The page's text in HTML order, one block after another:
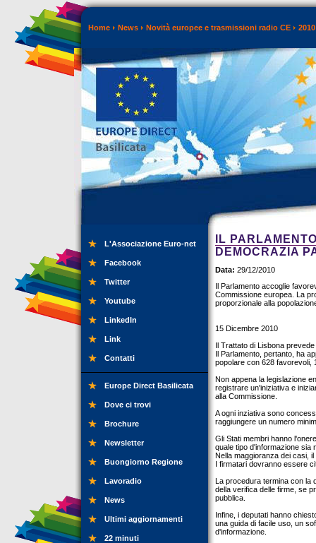
Home News Novità europee e trasmissioni radio CE 2010
L'Associazione Euro-net
Facebook
Twitter
Youtube
LinkedIn
Link
Contatti
Europe Direct Basilicata
Dove ci trovi
Brochure
Newsletter
Buongiorno Regione
Lavoradio
News
Ultimi aggiornamenti
22 minuti
IL
DEMOCRAZIA
Data: 29/12/2010
Il Parlamento accoglie
Commissione europea. La
proporzionale alla
15 Dicembre 2010
Il Trattato di Lisbona
Il Parlamento, pertanto, ha
popolare con 628 favorevoli,
Non appena la legislazione
registrare un'iniziativa e
alla Commissione.
A ogni inziativa sono
raggiungere un numero
Gli Stati membri hanno
quale tipo d'informazione sia
Nella maggioranza dei casi,
I firmatari dovranno essere
La procedura termina con la
della verifica delle firme, se
pubblica.
Infine, i deputati hanno
una guida di facile uso, un
d'informazione.